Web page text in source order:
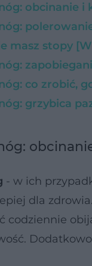
obcinanie i
masz stopy
co zrobić,
grzybica
- w ich
dla
codziennie